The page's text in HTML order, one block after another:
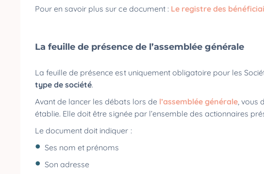
Pour en savoir plus sur ce document : Le registre des
La feuille de présence de l’assemblée générale
La feuille de présence est uniquement obligatoire pour les
type de société.
Avant de lancer les débats lors de l’assemblée générale, vous
établie. Elle doit être signée par l’ensemble des actionnaires
Le document doit indiquer :
Ses nom et prénoms
Son adresse